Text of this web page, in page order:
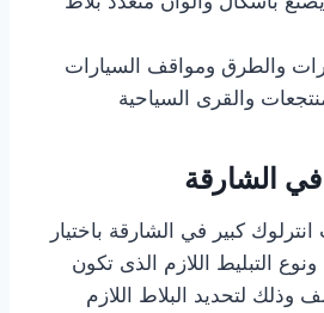
والطرق ومواقف السيارات
والقرى السياحية
الشارقة
كبير في الشارقة باختيار
التبليط اللازم الذى تكون
وذلك لتحديد البلاط اللازم